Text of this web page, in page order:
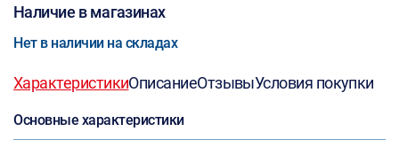
Наличие в магазинах
Нет в наличии на складах
ХарактеристикиОписаниеОтзывыУсловия покупки
Основные характеристики